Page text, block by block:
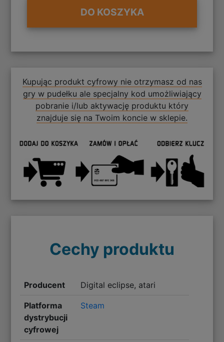
DO KOSZYKA
Kupując produkt cyfrowy nie otrzymasz od nas
gry w pudełku ale specjalny kod umożliwiający
pobranie i/lub aktywację produktu który
znajduje się na Twoim koncie w sklepie.
Cechy produktu
Producent Digital eclipse, atari
Platforma
dystrybucji
cyfrowej
Steam